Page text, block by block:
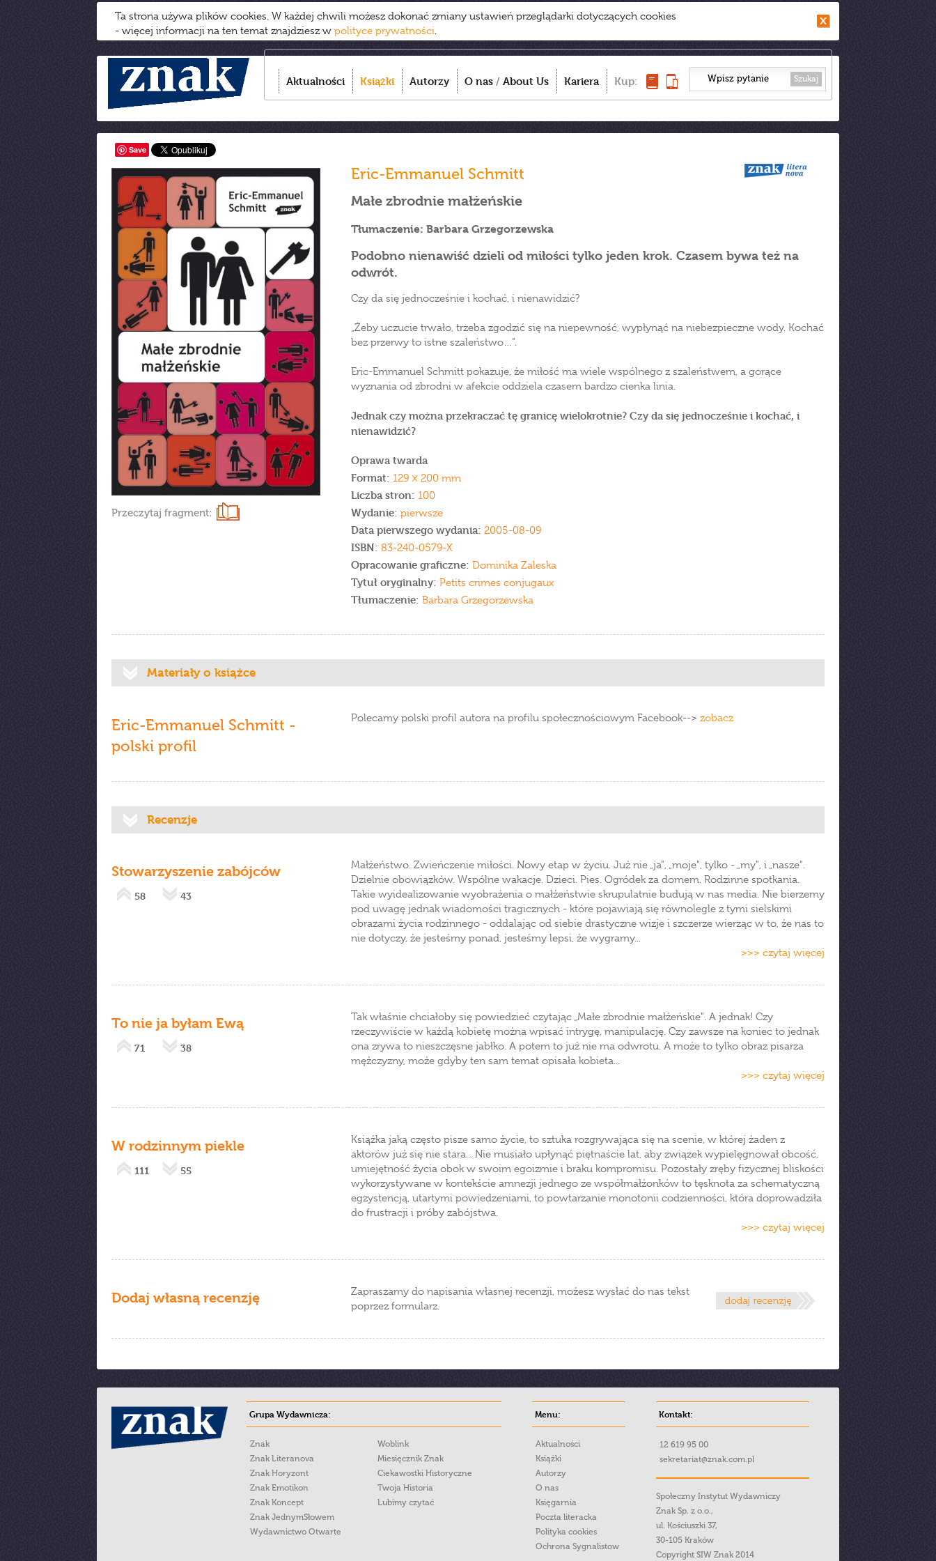
Ta strona używa plików cookies. W każdej chwili możesz dokonać zmiany ustawień przeglądarki dotyczących cookies
- więcej informacji na ten temat znajdziesz w polityce prywatności.
Aktualności Książki Autorzy O nas / About Us Kariera Kup: Szukaj
Save
Przeczytaj fragment:
Eric-Emmanuel Schmitt
Małe zbrodnie małżeńskie
Tłumaczenie: Barbara Grzegorzewska
Podobno nienawiść dzieli od miłości tylko jeden krok. Czasem bywa też na
odwrót.
Czy da się jednocześnie i kochać, i nienawidzić?
„Żeby uczucie trwało, trzeba zgodzić się na niepewność, wypłynąć na niebezpieczne wody. Kochać
bez przerwy to istne szaleństwo…”.
Eric-Emmanuel Schmitt pokazuje, że miłość ma wiele wspólnego z szaleństwem, a gorące
wyznania od zbrodni w afekcie oddziela czasem bardzo cienka linia.
Jednak czy można przekraczać tę granicę wielokrotnie? Czy da się jednocześnie i kochać, i
nienawidzić?
Oprawa twarda
Format: 129 × 200 mm
Liczba stron: 100
Wydanie: pierwsze
Data pierwszego wydania: 2005-08-09
ISBN: 83-240-0579-X
Opracowanie graficzne: Dominika Zaleska
Tytuł oryginalny: Petits crimes conjugaux
Tłumaczenie: Barbara Grzegorzewska
Materiały o książce
Eric-Emmanuel Schmitt -
polski profil
Polecamy polski profil autora na profilu społecznościowym Facebook--> zobacz
Recenzje
Stowarzyszenie zabójców
58 43
Małżeństwo. Zwieńczenie miłości. Nowy etap w życiu. Już nie „ja", „moje", tylko - „my", i „nasze".
Dzielnie obowiązków. Wspólne wakacje. Dzieci. Pies. Ogródek za domem. Rodzinne spotkania.
Takie wyidealizowanie wyobrażenia o małżeństwie skrupulatnie budują w nas media. Nie bierzemy
pod uwagę jednak wiadomości tragicznych - które pojawiają się równolegle z tymi sielskimi
obrazami życia rodzinnego - oddalając od siebie drastyczne wizje i szczerze wierząc w to, że nas to
nie dotyczy, że jesteśmy ponad, jesteśmy lepsi, że wygramy...
>>> czytaj więcej
To nie ja byłam Ewą
71 38
Tak właśnie chciałoby się powiedzieć czytając „Małe zbrodnie małżeńskie". A jednak! Czy
rzeczywiście w każdą kobietę można wpisać intrygę, manipulację. Czy zawsze na koniec to jednak
ona zrywa to nieszczęsne jabłko. A potem to już nie ma odwrotu. A może to tylko obraz pisarza
mężczyzny, może gdyby ten sam temat opisała kobieta...
>>> czytaj więcej
W rodzinnym piekle
111 55
Książka jaką często pisze samo życie, to sztuka rozgrywająca się na scenie, w której żaden z
aktorów już się nie stara... Nie musiało upłynąć piętnaście lat, aby związek wypielęgnował obcość,
umiejętność życia obok w swoim egoizmie i braku kompromisu. Pozostały zręby fizycznej bliskości
wykorzystywane w kontekście amnezji jednego ze współmałżonków to tęsknota za schematyczną
egzystencją, utartymi powiedzeniami, to powtarzanie monotonii codzienności, która doprowadziła
do frustracji i próby zabójstwa.
>>> czytaj więcej
Dodaj własną recenzję
Zapraszamy do napisania własnej recenzji, możesz wysłać do nas tekst
poprzez formularz.
Grupa Wydawnicza:
Znak
Znak Literanova
Znak Horyzont
Znak Emotikon
Znak Koncept
Znak JednymSłowem
Wydawnictwo Otwarte
Woblink
Miesięcznik Znak
Ciekawostki Historyczne
Twoja Historia
Lubimy czytać
Menu:
Aktualności
Książki
Autorzy
O nas
Księgarnia
Poczta literacka
Polityka cookies
Ochrona Sygnalistow
Kontakt:
12 619 95 00
sekretariat@znak.com.pl
Społeczny Instytut Wydawniczy
Znak Sp. z o.o.,
ul. Kościuszki 37,
30-105 Kraków
Copyright SIW Znak 2014